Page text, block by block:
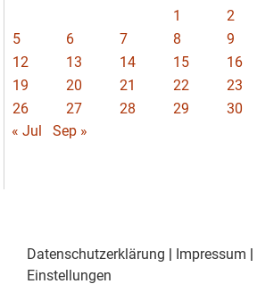
1 2
5
6 7 8 9
12
13 14 15 16
19
20 21 22 23
26
27 28 29 30
« Jul
Sep »
Datenschutzerklärung | Impressum |
Einstellungen